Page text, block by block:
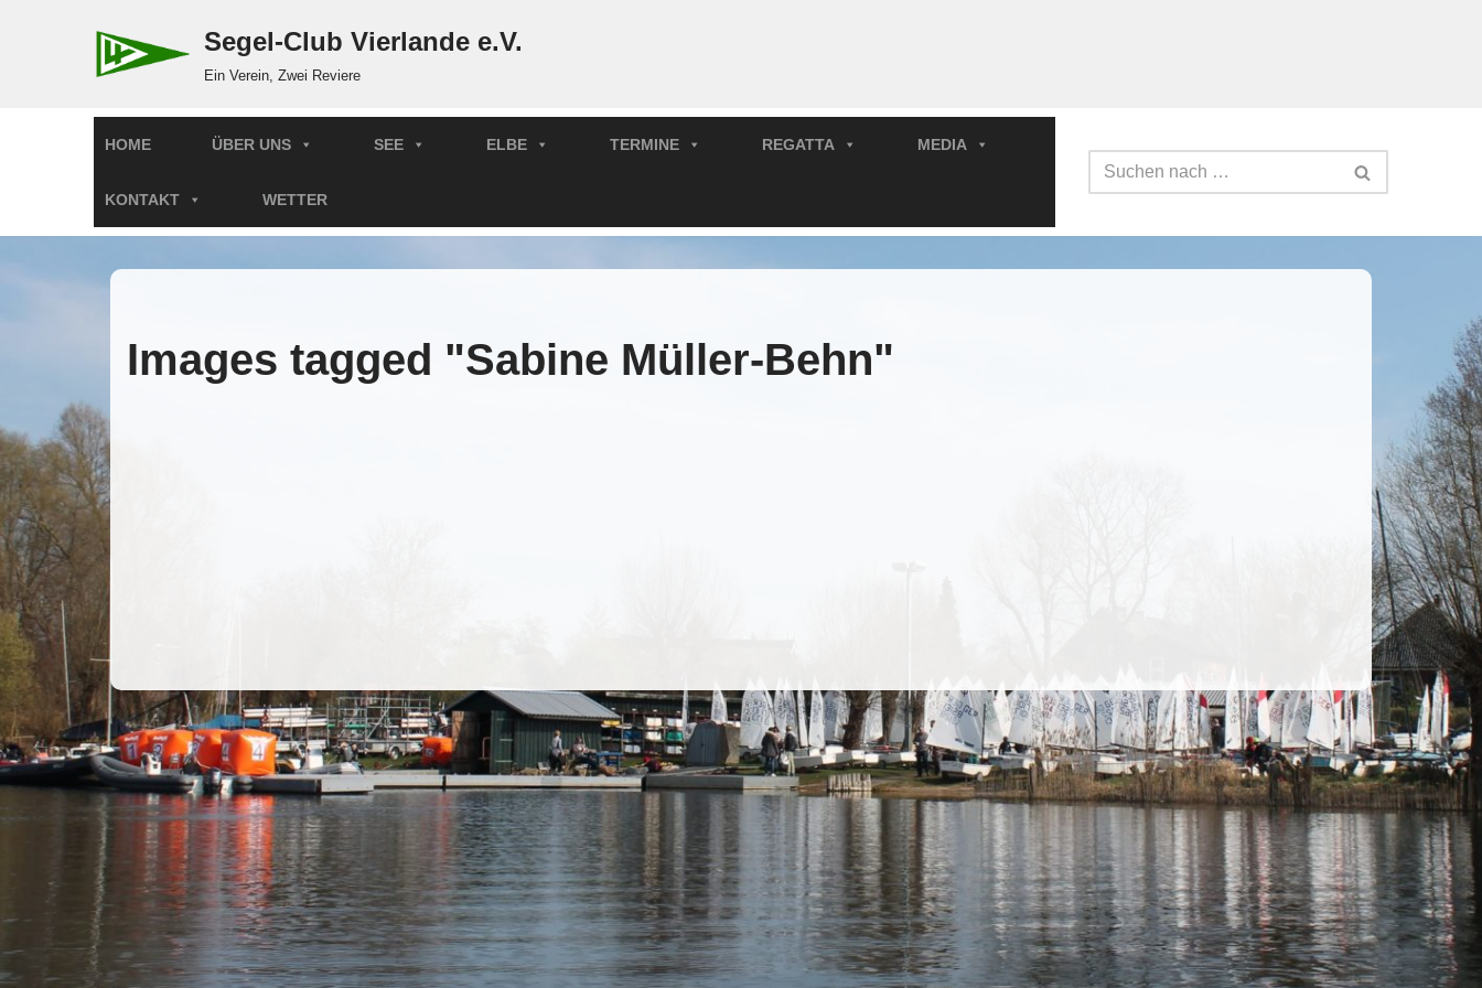
Segel-Club Vierlande e.V.
Ein Verein, Zwei Reviere
HOME ÜBER UNS SEE ELBE TERMINE REGATTA MEDIA
KONTAKT WETTER
Images tagged "Sabine Müller-Behn"